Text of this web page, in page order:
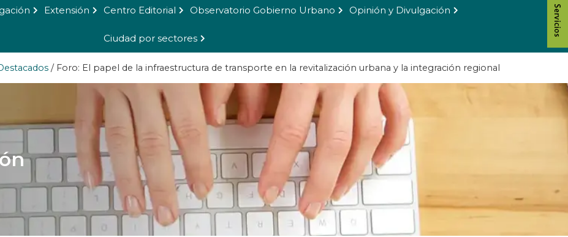
Extensión Centro Editorial Observatorio Gobierno Urbano Opinión y Divulgación
Ciudad por sectores
/ Foro: El papel de la infraestructura de transporte en la revitalización urbana y la integración regional